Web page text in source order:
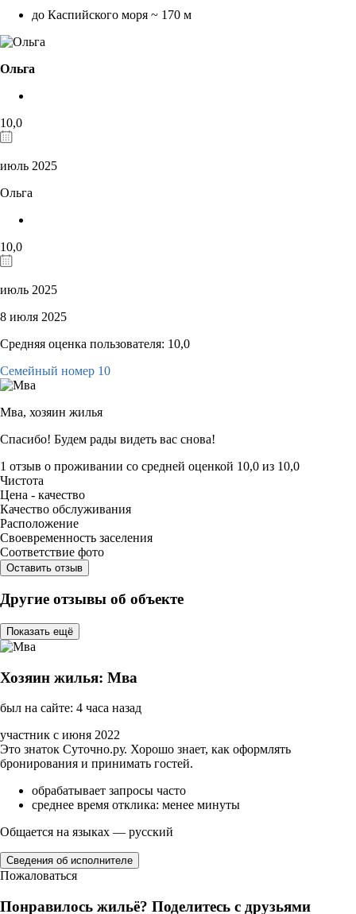
до Каспийского моря ~ 170 м
Ольга
10,0
июль 2025
Ольга
10,0
июль 2025
8 июля 2025
Средняя оценка пользователя: 10,0
Семейный номер 10
Мва, хозяин жилья
Спасибо! Будем рады видеть вас снова!
1 отзыв о проживании со средней оценкой 10,0 из 10,0
Чистота
Цена - качество
Качество обслуживания
Расположение
Своевременность заселения
Соответствие фото
Оставить отзыв
Другие отзывы об объекте
Показать ещё
Хозяин жилья: Мва
был на сайте: 4 часа назад
участник с июня 2022
Это знаток Суточно.ру. Хорошо знает, как оформлять
бронирования и принимать гостей.
обрабатывает запросы часто
среднее время отклика: менее минуты
Общается на языках — русский
Сведения об исполнителе
Пожаловаться
Понравилось жильё? Поделитесь с друзьями